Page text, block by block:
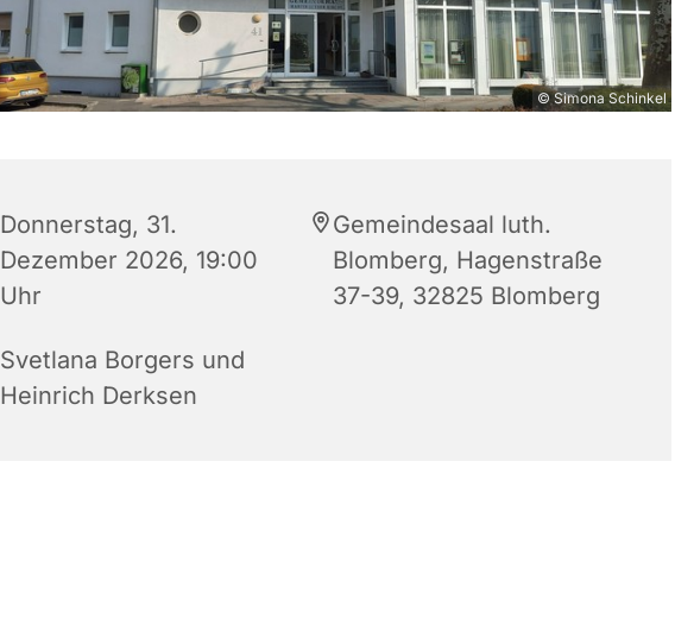
© Simona Schinkel
Donnerstag, 31.
Dezember 2026, 19:00
Uhr
Gemeindesaal luth.
Blomberg, Hagenstraße
37-39, 32825 Blomberg
Svetlana Borgers und
Heinrich Derksen